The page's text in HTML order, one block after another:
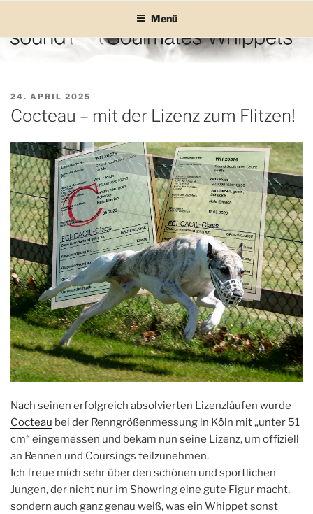
springen
SOUND SOULMATES
sound Soulmates – Whippets fürs Leben! Bilder, Geschichten und
Menü
VERÖFFENTLICHT
AM
24. APRIL 2025
Cocteau – mit der Lizenz zum Flitzen!
Nach seinen erfolgreich absolvierten Lizenzläufen wurde
Cocteau bei der Renngrößenmessung in Köln mit „unter 51
cm“ eingemessen und bekam nun seine Lizenz, um offiziell
an Rennen und Coursings teilzunehmen.
Ich freue mich sehr über den schönen und sportlichen
Jungen, der nicht nur im Showring eine gute Figur macht,
sondern auch ganz genau weiß, was ein Whippet sonst